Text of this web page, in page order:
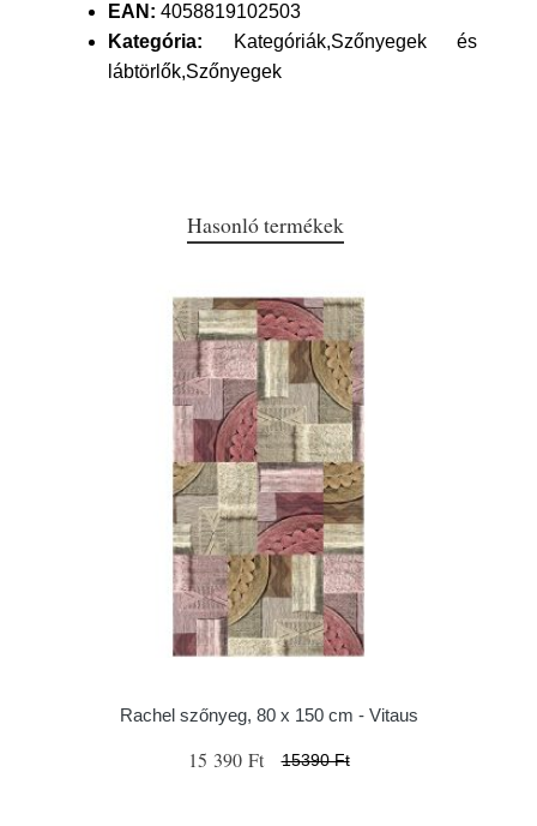
EAN: 4058819102503
Kategória: Kategóriák,Szőnyegek és
lábtörlők,Szőnyegek
Hasonló termékek
Rachel szőnyeg, 80 x 150 cm - Vitaus
15 390 Ft 15390 Ft